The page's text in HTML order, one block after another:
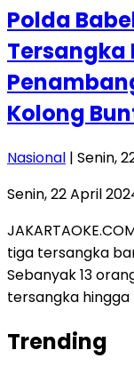
Polda
Tersangka
Kolong
Nasional | Senin,
Senin, 22 April
tiga tersangka
Sebanyak 13
tersangka hingga
Trending